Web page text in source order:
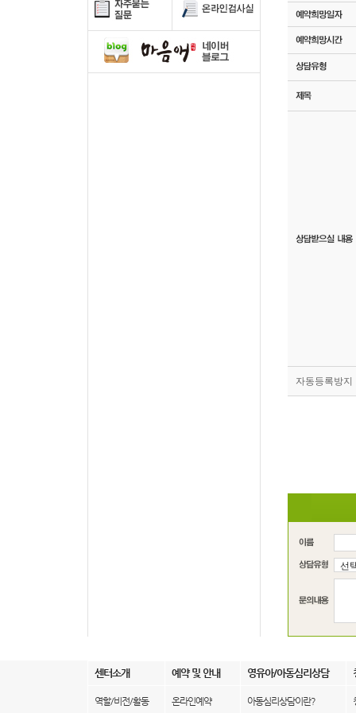
자동등록방지
센터소개 예약 및 안내 영유아/아동심리상담
역할/비전/활동 온라인예약 아동심리상담이란?